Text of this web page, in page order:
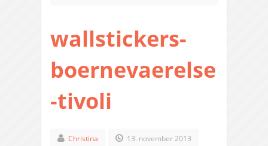
wallstickers-
boernevaerelse
-tivoli
Christina 13. november 2013